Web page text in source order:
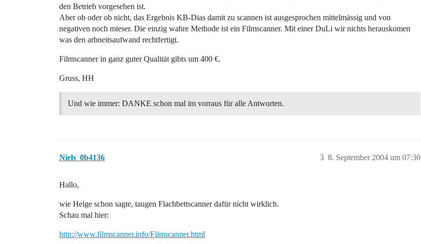
den Betrieb vorgesehen ist.
Aber ob oder ob nicht, das Ergebnis KB-Dias damit zu scannen ist ausgesprochen mittelmässig und von
negativen noch mieser. Die einzig wahre Methode ist ein Filmscanner. Mit einer DuLi wir nichts herauskomen
was den arbneitsaufwand rechtfertigt.
Filmscanner in ganz guter Qualität gibts um 400 €.
Gruss, HH
Und wie immer: DANKE schon mal im vorraus für alle Antworten.
Niels_0b4136 8. September 2004 um 07:30
3
Hallo,
wie Helge schon sagte, taugen Flachbettscanner dafür nicht wirklich.
Schau mal hier:
http://www.filmscanner.info/Filmscanner.html